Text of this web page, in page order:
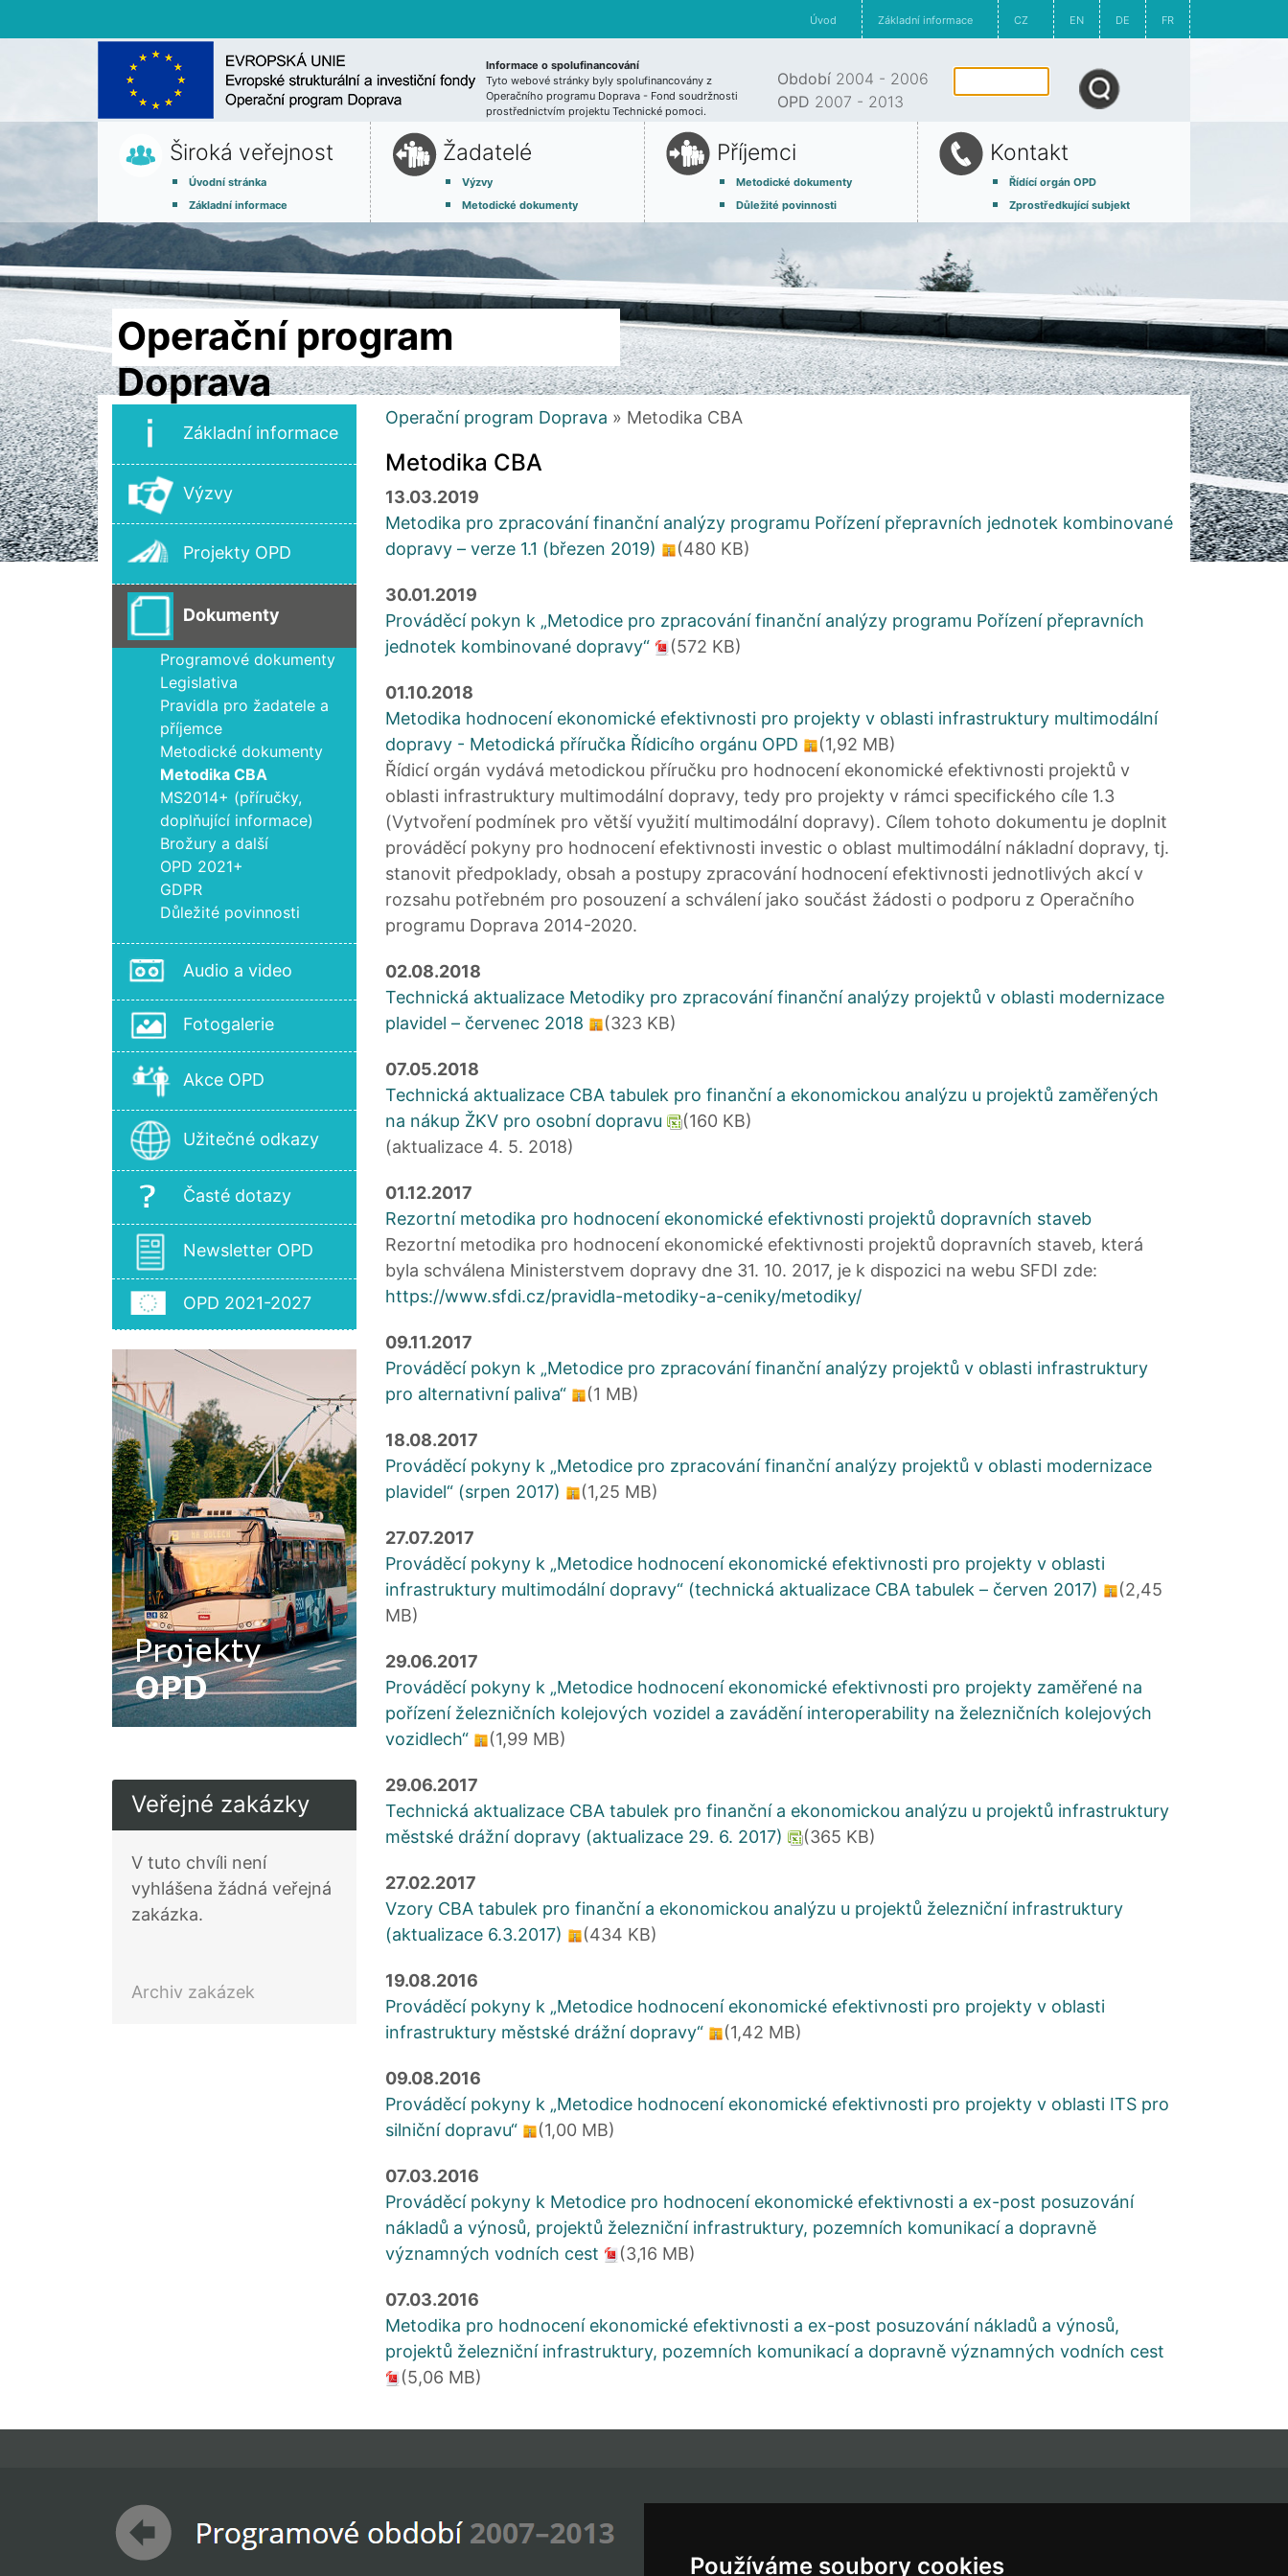
Používáme soubory cookies
Úvod Základní informace CZ EN DE FR
Informace o spolufinancování
Tyto webové stránky byly spolufinancovány z
Operačního programu Doprava - Fond soudržnosti
prostřednictvím projektu Technické pomoci.
Období2004 - 2006
OPD 2007 - 2013
Široká veřejnost
Úvodní stránka
Základní informace
Žadatelé
Výzvy
Metodické dokumenty
Příjemci
Metodické dokumenty
Důležité povinnosti
Kontakt
Řídící orgán OPD
Zprostředkující subjekt
Operační program
Doprava
Základní informace
Výzvy
Projekty OPD
Dokumenty
Programové dokumenty
Legislativa
Pravidla pro žadatele a
příjemce
Metodické dokumenty
Metodika CBA
MS2014+ (příručky,
doplňující informace)
Brožury a další
OPD 2021+
GDPR
Důležité povinnosti
Audio a video
Fotogalerie
Akce OPD
Užitečné odkazy
Časté dotazy
Newsletter OPD
OPD 2021-2027
Veřejné zakázky
V tuto chvíli není
vyhlášena žádná veřejná
zakázka.
Archiv zakázek
Operační program Doprava » Metodika CBA
Metodika CBA
13.03.2019
Metodika pro zpracování finanční analýzy programu Pořízení přepravních jednotek kombinované
dopravy – verze 1.1 (březen 2019)
(480 KB)
30.01.2019
Prováděcí pokyn k „Metodice pro zpracování finanční analýzy programu Pořízení přepravních
jednotek kombinované dopravy“
(572 KB)
01.10.2018
Metodika hodnocení ekonomické efektivnosti pro projekty v oblasti infrastruktury multimodální
dopravy - Metodická příručka Řídicího orgánu OPD
(1,92 MB)
Řídicí orgán vydává metodickou příručku pro hodnocení ekonomické efektivnosti projektů v
oblasti infrastruktury multimodální dopravy, tedy pro projekty v rámci specifického cíle 1.3
(Vytvoření podmínek pro větší využití multimodální dopravy). Cílem tohoto dokumentu je doplnit
prováděcí pokyny pro hodnocení efektivnosti investic o oblast multimodální nákladní dopravy, tj.
stanovit předpoklady, obsah a postupy zpracování hodnocení efektivnosti jednotlivých akcí v
rozsahu potřebném pro posouzení a schválení jako součást žádosti o podporu z Operačního
programu Doprava 2014-2020.
02.08.2018
Technická aktualizace Metodiky pro zpracování finanční analýzy projektů v oblasti modernizace
plavidel – červenec 2018
(323 KB)
07.05.2018
Technická aktualizace CBA tabulek pro finanční a ekonomickou analýzu u projektů zaměřených
na nákup ŽKV pro osobní dopravu
(160 KB)
(aktualizace 4. 5. 2018)
01.12.2017
Rezortní metodika pro hodnocení ekonomické efektivnosti projektů dopravních staveb
Rezortní metodika pro hodnocení ekonomické efektivnosti projektů dopravních staveb, která
byla schválena Ministerstvem dopravy dne 31. 10. 2017, je k dispozici na webu SFDI zde:
https://www.sfdi.cz/pravidla-metodiky-a-ceniky/metodiky/
09.11.2017
Prováděcí pokyn k „Metodice pro zpracování finanční analýzy projektů v oblasti infrastruktury
pro alternativní paliva“
(1 MB)
18.08.2017
Prováděcí pokyny k „Metodice pro zpracování finanční analýzy projektů v oblasti modernizace
plavidel“ (srpen 2017)
(1,25 MB)
27.07.2017
Prováděcí pokyny k „Metodice hodnocení ekonomické efektivnosti pro projekty v oblasti
infrastruktury multimodální dopravy“ (technická aktualizace CBA tabulek – červen 2017)
(2,45
MB)
29.06.2017
Prováděcí pokyny k „Metodice hodnocení ekonomické efektivnosti pro projekty zaměřené na
pořízení železničních kolejových vozidel a zavádění interoperability na železničních kolejových
vozidlech“
(1,99 MB)
29.06.2017
Technická aktualizace CBA tabulek pro finanční a ekonomickou analýzu u projektů infrastruktury
městské drážní dopravy (aktualizace 29. 6. 2017)
(365 KB)
27.02.2017
Vzory CBA tabulek pro finanční a ekonomickou analýzu u projektů železniční infrastruktury
(aktualizace 6.3.2017)
(434 KB)
19.08.2016
Prováděcí pokyny k „Metodice hodnocení ekonomické efektivnosti pro projekty v oblasti
infrastruktury městské drážní dopravy“
(1,42 MB)
09.08.2016
Prováděcí pokyny k „Metodice hodnocení ekonomické efektivnosti pro projekty v oblasti ITS pro
silniční dopravu“
(1,00 MB)
07.03.2016
Prováděcí pokyny k Metodice pro hodnocení ekonomické efektivnosti a ex-post posuzování
nákladů a výnosů, projektů železniční infrastruktury, pozemních komunikací a dopravně
významných vodních cest
(3,16 MB)
07.03.2016
Metodika pro hodnocení ekonomické efektivnosti a ex-post posuzování nákladů a výnosů,
projektů železniční infrastruktury, pozemních komunikací a dopravně významných vodních cest
(5,06 MB)